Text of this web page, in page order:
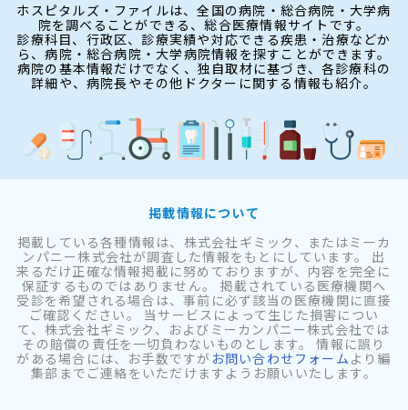
ホスピタルズ・ファイルは、全国の病院・総合病院・大学病
院を調べることができる、総合医療情報サイトです。
診療科目、行政区、診療実績や対応できる疾患・治療などか
ら、病院・総合病院・大学病院情報を探すことができます。
病院の基本情報だけでなく、独自取材に基づき、各診療科の
詳細や、病院長やその他ドクターに関する情報も紹介。
掲載情報について
掲載している各種情報は、株式会社ギミック、またはミーカ
ンパニー株式会社が調査した情報をもとにしています。 出
来るだけ正確な情報掲載に努めておりますが、内容を完全に
保証するものではありません。 掲載されている医療機関へ
受診を希望される場合は、事前に必ず該当の医療機関に直接
ご確認ください。 当サービスによって生じた損害につい
て、株式会社ギミック、およびミーカンパニー株式会社では
その賠償の責任を一切負わないものとします。 情報に誤り
がある場合には、お手数ですが お問い合わせフォーム より編
集部までご連絡をいただけますようお願いいたします。